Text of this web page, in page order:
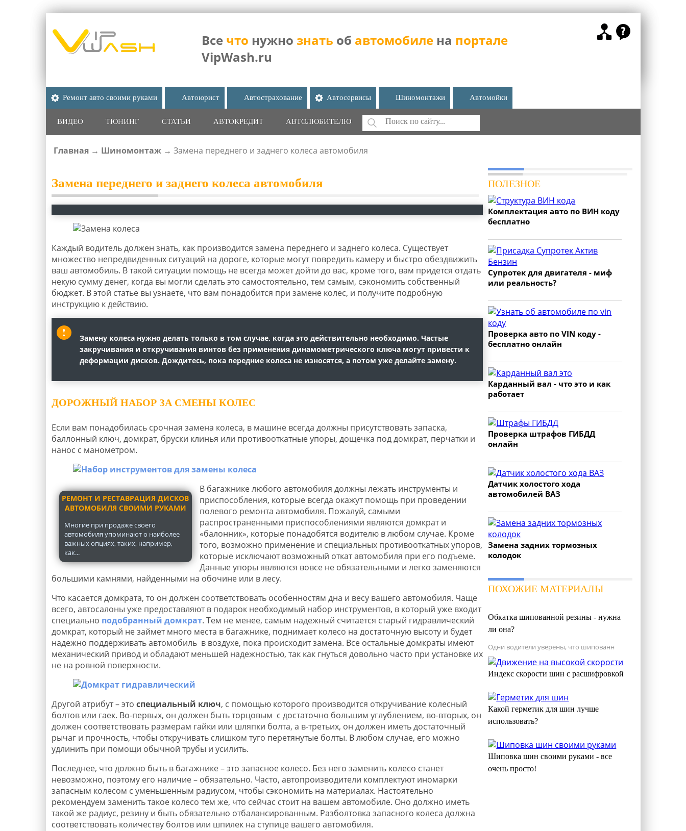
Все что нужно знать об автомобиле на портале
VipWash.ru
Ремонт авто своими руками Автоюрист Автострахование Автосервисы Шиномонтажи Автомойки
ВИДЕО ТЮНИНГ СТАТЬИ АВТОКРЕДИТ АВТОЛЮБИТЕЛЮ
ФОРМА ПОИСКА
Поиск
Главная → Шиномонтаж → Замена переднего и заднего колеса автомобиля
Замена переднего и заднего колеса автомобиля
Каждый водитель должен знать, как производится замена переднего и заднего колеса. Существует
множество непредвиденных ситуаций на дороге, которые могут повредить камеру и быстро обездвижить
ваш автомобиль. В такой ситуации помощь не всегда может дойти до вас, кроме того, вам придется отдать
некую сумму денег, когда вы могли сделать это самостоятельно, тем самым, сэкономить собственный
бюджет. В этой статье вы узнаете, что вам понадобится при замене колес, и получите подробную
инструкцию к действию.
Замену колеса нужно делать только в том случае, когда это действительно необходимо. Частые
закручивания и откручивания винтов без применения динамометрического ключа могут привести к
деформации дисков. Дождитесь, пока передние колеса не износятся, а потом уже делайте замену.
ДОРОЖНЫЙ НАБОР ЗА СМЕНЫ КОЛЕС
Если вам понадобилась срочная замена колеса, в машине всегда должны присутствовать запаска,
баллонный ключ, домкрат, бруски клинья или противооткатные упоры, дощечка под домкрат, перчатки и
нанос с манометром.
РЕМОНТ И РЕСТАВРАЦИЯ ДИСКОВ
АВТОМОБИЛЯ СВОИМИ РУКАМИ
Многие при продаже своего
автомобиля упоминают о наиболее
важных опциях, таких, например,
как...
В багажнике любого автомобиля должны лежать инструменты и
приспособления, которые всегда окажут помощь при проведении
полевого ремонта автомобиля. Пожалуй, самыми
распространенными приспособлениями являются домкрат и
«балонник», которые понадобятся водителю в любом случае. Кроме
того, возможно применение и специальных противооткатных упоров,
которые исключают возможный откат автомобиля при его подъеме.
Данные упоры являются вовсе не обязательными и легко заменяются
большими камнями, найденными на обочине или в лесу.
Что касается домкрата, то он должен соответствовать особенностям дна и весу вашего автомобиля. Чаще
всего, автосалоны уже предоставляют в подарок необходимый набор инструментов, в который уже входит
специально подобранный домкрат. Тем не менее, самым надежный считается старый гидравлический
домкрат, который не займет много места в багажнике, поднимает колесо на достаточную высоту и будет
надежно поддерживать автомобиль в воздухе, пока происходит замена. Все остальные домкраты имеют
механический привод и обладают меньшей надежностью, так как гнуться довольно часто при установке их
не на ровной поверхности.
Другой атрибут – это специальный ключ, с помощью которого производится откручивание колесный
болтов или гаек. Во-первых, он должен быть торцовым с достаточно большим углублением, во-вторых, он
должен соответствовать размерам гайки или шляпки болта, а в-третьих, он должен иметь достаточный
рычаг и прочность, чтобы откручивать слишком туго перетянутые болты. В любом случае, его можно
удлинить при помощи обычной трубы и усилить.
Последнее, что должно быть в багажнике – это запасное колесо. Без него заменить колесо станет
невозможно, поэтому его наличие – обязательно. Часто, автопроизводители комплектуют иномарки
запасным колесом с уменьшенным радиусом, чтобы сэкономить на материалах. Настоятельно
рекомендуем заменить такое колесо тем же, что сейчас стоит на вашем автомобиле. Оно должно иметь
такой же радиус, резину и быть обязательно отбалансированным. Разболтовка запасного колеса должна
соответствовать количеству болтов или шпилек на ступице вашего автомобиля.
ПОЛЕЗНОЕ
Комплектация авто по ВИН коду
бесплатно
Супротек для двигателя - миф
или реальность?
Проверка авто по VIN коду -
бесплатно онлайн
Карданный вал - что это и как
работает
Проверка штрафов ГИБДД
онлайн
Датчик холостого хода
автомобилей ВАЗ
Замена задних тормозных
колодок
ПОХОЖИЕ МАТЕРИАЛЫ
Обкатка шипованной резины - нужна
ли она?
Одни водители уверены, что шипованн
Индекс скорости шин с расшифровкой
Какой герметик для шин лучше
использовать?
Шиповка шин своими руками - все
очень просто!